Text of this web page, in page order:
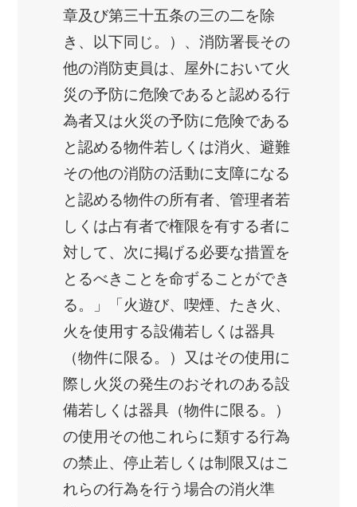
章及び第三十五条の三の二を除
き、以下同じ。）、消防署長その
他の消防吏員は、屋外において火
災の予防に危険であると認める行
為者又は火災の予防に危険である
と認める物件若しくは消火、避難
その他の消防の活動に支障になる
と認める物件の所有者、管理者若
しくは占有者で権限を有する者に
対して、次に掲げる必要な措置を
とるべきことを命ずることができ
る。」「火遊び、喫煙、たき火、
火を使用する設備若しくは器具
（物件に限る。）又はその使用に
際し火災の発生のおそれのある設
備若しくは器具（物件に限る。）
の使用その他これらに類する行為
の禁止、停止若しくは制限又はこ
れらの行為を行う場合の消火準